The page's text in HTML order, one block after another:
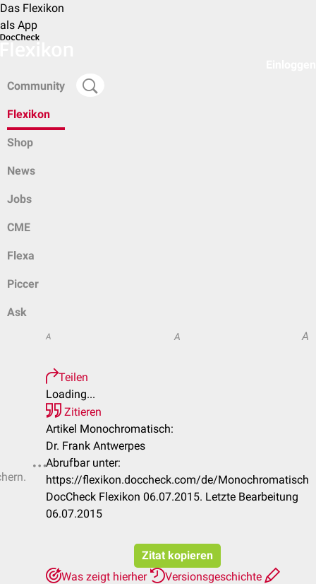
Das Flexikon
als App
Community
Flexikon
Shop
News
Jobs
CME
Flexa
Piccer
Ask
A A A
Teilen
Loading...
Zitieren
Artikel Monochromatisch:
Dr. Frank Antwerpes
Abrufbar unter:
https://flexikon.doccheck.com/de/Monochromatisch
DocCheck Flexikon 06.07.2015. Letzte Bearbeitung
06.07.2015
Zitat kopieren
Was zeigt hierher
Versionsgeschichte